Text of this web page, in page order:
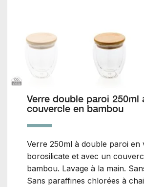
Verre double paroi 250ml
couvercle en bambou
Verre 250ml à double paroi en
borosilicate et avec un
bambou. Lavage à la main.
Sans paraffines chlorées à